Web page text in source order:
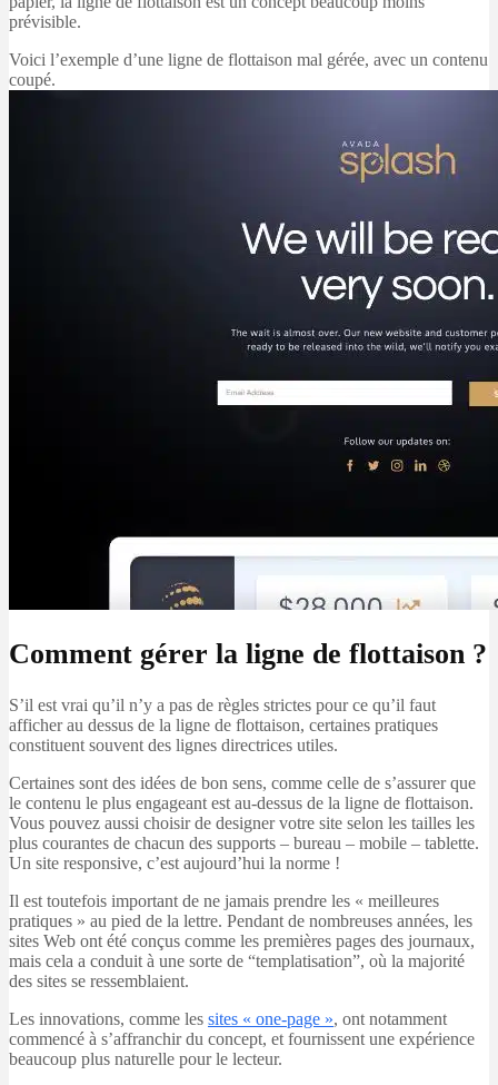
prévisible.
Voici l’exemple d’une ligne de flottaison mal gérée, avec un contenu
coupé.
Comment gérer la ligne de flottaison ?
S’il est vrai qu’il n’y a pas de règles strictes pour ce qu’il faut
afficher au dessus de la ligne de flottaison, certaines pratiques
constituent souvent des lignes directrices utiles.
Certaines sont des idées de bon sens, comme celle de s’assurer que
le contenu le plus engageant est au-dessus de la ligne de flottaison.
Vous pouvez aussi choisir de designer votre site selon les tailles les
plus courantes de chacun des supports – bureau – mobile – tablette.
Un site responsive, c’est aujourd’hui la norme !
Il est toutefois important de ne jamais prendre les « meilleures
pratiques » au pied de la lettre. Pendant de nombreuses années, les
sites Web ont été conçus comme les premières pages des journaux,
mais cela a conduit à une sorte de “templatisation”, où la majorité
des sites se ressemblaient.
Les innovations, comme les sites « one-page », ont notamment
commencé à s’affranchir du concept, et fournissent une expérience
beaucoup plus naturelle pour le lecteur.